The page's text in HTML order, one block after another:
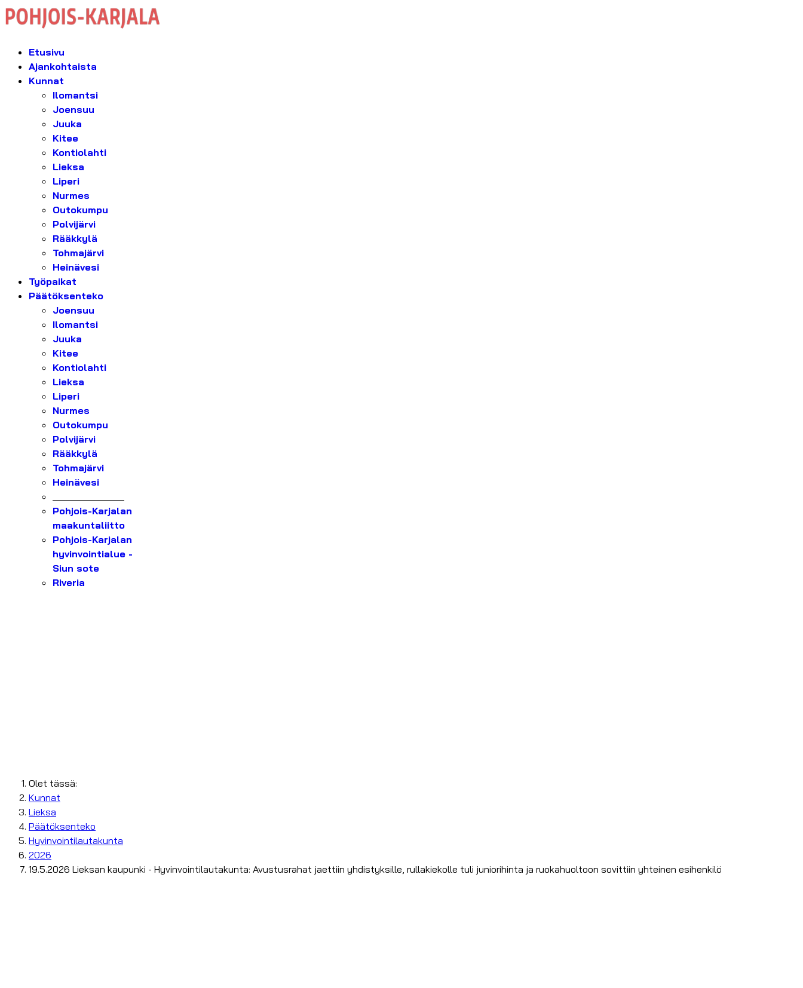
Etusivu
Ajankohtaista
Kunnat
Ilomantsi
Joensuu
Juuka
Kitee
Kontiolahti
Lieksa
Liperi
Nurmes
Outokumpu
Polvijärvi
Rääkkylä
Tohmajärvi
Heinävesi
Työpaikat
Päätöksenteko
Joensuu
Ilomantsi
Juuka
Kitee
Kontiolahti
Lieksa
Liperi
Nurmes
Outokumpu
Polvijärvi
Rääkkylä
Tohmajärvi
Heinävesi
Pohjois-Karjalan
maakuntaliitto
Pohjois-Karjalan
hyvinvointialue -
Siun sote
Riveria
Olet tässä:
Kunnat
Lieksa
Päätöksenteko
Hyvinvointilautakunta
2026
19.5.2026 Lieksan kaupunki - Hyvinvointilautakunta: Avustusrahat jaettiin yhdistyksille, rullakiekolle tuli juniorihinta ja ruokahuoltoon sovittiin yhteinen esihenkilö